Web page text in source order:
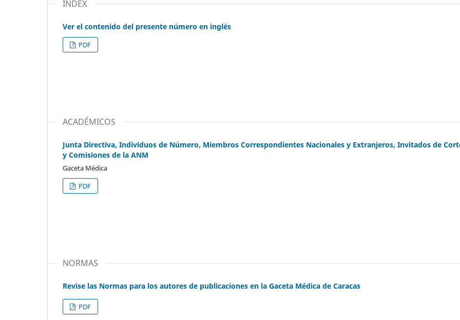
INDEX
Ver el contenido del presente número en inglés
PDF
ACADÉMICOS
Junta Directiva, Individuos de Número, Miembros Correspondientes Nacionales y Extranjeros, Invitados de
y Comisiones de la ANM
Gaceta Médica
PDF
NORMAS
Revise las Normas para los autores de publicaciones en la Gaceta Médica de Caracas
PDF